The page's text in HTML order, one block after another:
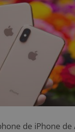
de iPhone de